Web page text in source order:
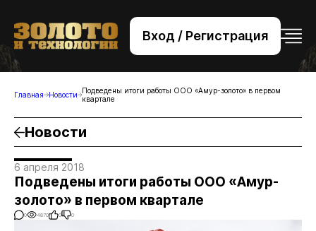
Вход / Регистрация
+7 (495) 221-76-32
bsv@zolteh.ru
Главная Новости
Подведены итоги работы ООО «Амур-золото» в первом
квартале
Новости
6 апреля 2018
Подведены итоги работы ООО «Амур-
золото» в первом квартале
0 4870 0 0